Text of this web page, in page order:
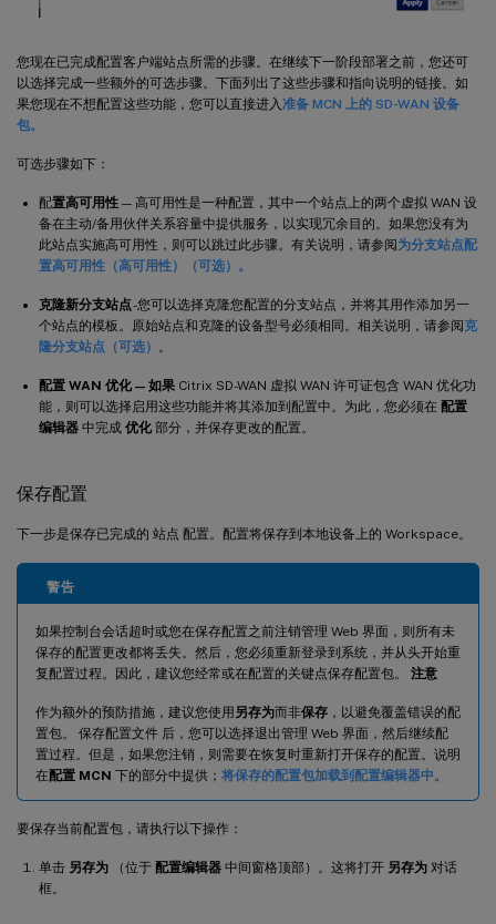
您现在已完成配置客户端站点所需的步骤。在继续下一阶段部署之前，您还可
以选择完成一些额外的可选步骤。下面列出了这些步骤和指向说明的链接。如
果您现在不想配置这些功能，您可以直接进入 准备 MCN 上的 SD-WAN 设备
包。
可选步骤如下：
配置高可用性 — 高可用性是一种配置，其中一个站点上的两个虚拟 WAN 设
备在主动/备用伙伴关系容量中提供服务，以实现冗余目的。如果您没有为
此站点实施高可用性，则可以跳过此步骤。有关说明，请参阅为分支站点配
置高可用性（高可用性）（可选）。
克隆新分支站点-您可以选择克隆您配置的分支站点，并将其用作添加另一
个站点的模板。原始站点和克隆的设备型号必须相同。相关说明，请参阅克
隆分支站点（可选）
。
配置 WAN 优化 — 如果 Citrix SD-WAN 虚拟 WAN 许可证包含 WAN 优化功
能，则可以选择启用这些功能并将其添加到配置中。为此，您必须在 配置
编辑器 中完成 优化部分，并保存更改的配置。
保存配置
下一步是保存已完成的 站点 配置。配置将保存到本地设备上的 Workspace。
警告
如果控制台会话超时或您在保存配置之前注销管理 Web 界面，则所有未
保存的配置更改都将丢失。然后，您必须重新登录到系统，并从头开始重
复配置过程。因此，建议您经常或在配置的关键点保存配置包。 注意
作为额外的预防措施，建议您使用 另存为而非保存 ，以避免覆盖错误的配
置包。 保存配置文件 后，您可以选择退出管理 Web 界面，然后继续配
置过程。但是，如果您注销，则需要在恢复时重新打开保存的配置。说明
在配置 MCN 下的部分中提供； 将保存的配置包加载到配置编辑器中 。
要保存当前配置包，请执行以下操作：
单击 另存为 （位于 配置编辑器 中间窗格顶部）。这将打开 另存为 对话
框。